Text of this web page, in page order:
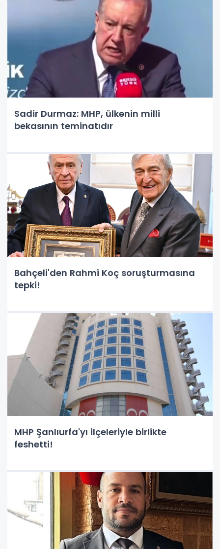
Sadir Durmaz: MHP, ülkenin milli
bekasının teminatıdır
Bahçeli'den Rahmi Koç soruşturmasına
tepki!
MHP Şanlıurfa'yı ilçeleriyle birlikte
feshetti!